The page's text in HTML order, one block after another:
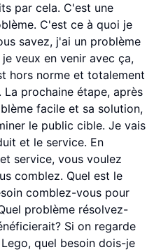
par cela. C'est une
C'est ce à quoi je
savez, j'ai un problème
veux en venir avec ça,
hors norme et totalement
prochaine étape, après
facile et sa solution,
le public cible. Je vais
et le service. En
service, vous voulez
comblez. Quel est le
comblez-vous pour
problème résolvez-
Si on regarde
quel besoin dois-je